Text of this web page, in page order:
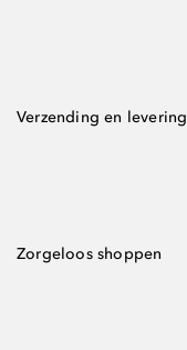
Verzending en levering
Zorgeloos shoppen